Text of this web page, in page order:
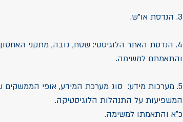
3. הנדסת או"ש.
4. הנדסת האתר הלוגיסטי: שטח, גובה, מתקני האחסון
והתאמתם למשימה.
5. מערכות מידע: סוג מערכת המידע, אופי
המשפיעות על התנהלות הלוגיסטיקה.
כ"א והתאמתו למשימה.